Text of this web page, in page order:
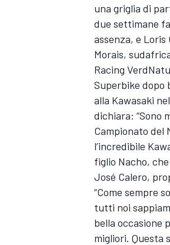
MONOPOSTO
una griglia di
due settimane
assenza, e
Morais,
Racing
Superbike dopo
alla Kawasaki
dichiara: “Sono
Campionato del
l’incredibile
figlio Nacho,
José Calero,
“Come sempre
tutti noi
bella occasione
migliori. Questa